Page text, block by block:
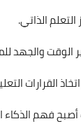
التعلم الذاتي.
الوقت والجهد
القرارات
أصبح فهم